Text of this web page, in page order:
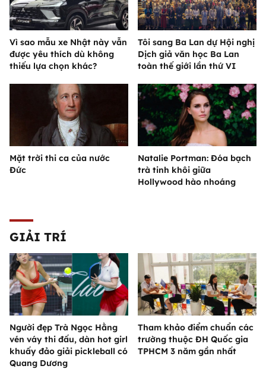
Vì sao mẫu xe Nhật này vẫn
được yêu thích dù không
thiếu lựa chọn khác?
Tôi sang Ba Lan dự Hội nghị
Dịch giả văn học Ba Lan
toàn thế giới lần thứ VI
Mặt trời thi ca của nước
Đức
Natalie Portman: Đóa bạch
trà tinh khôi giữa
Hollywood hào nhoáng
GIẢI TRÍ
Người đẹp Trà Ngọc Hằng
vén váy thi đấu, dàn hot girl
khuấy đảo giải pickleball có
Quang Dương
Tham khảo điểm chuẩn các
trường thuộc ĐH Quốc gia
TPHCM 3 năm gần nhất